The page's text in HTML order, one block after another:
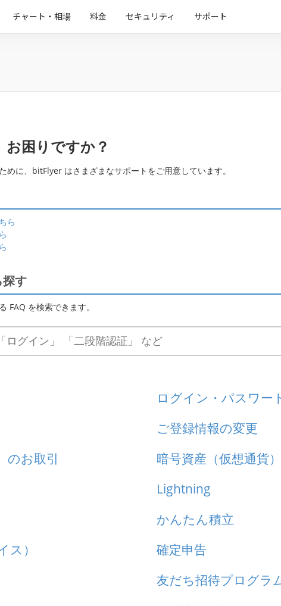
チャート・相場 料金 セキュリティ サポート
困りですか？
めに、bitFlyer はさまざまなサポートをご用意しています。
ら
探す
FAQ を検索できます。
ログイン・パスワー
ご登録情報の変更
のお取引
暗号資産（仮想通貨
Lightning
かんたん積立
ス）
確定申告
友だち招待プログラ